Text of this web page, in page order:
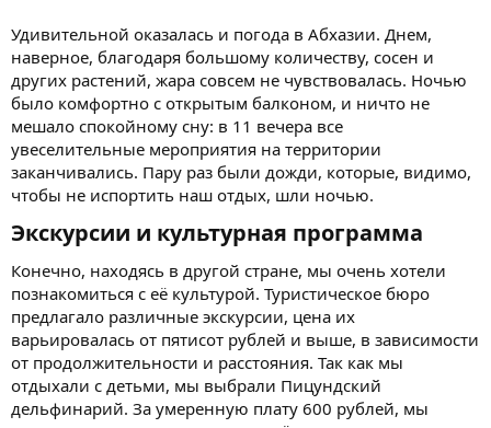
Удивительной оказалась и погода в Абхазии. Днем,
наверное, благодаря большому количеству, сосен и
других растений, жара совсем не чувствовалась. Ночью
было комфортно с открытым балконом, и ничто не
мешало спокойному сну: в 11 вечера все
увеселительные мероприятия на территории
заканчивались. Пару раз были дожди, которые, видимо,
чтобы не испортить наш отдых, шли ночью.
Экскурсии и культурная программа​
Конечно, находясь в другой стране, мы очень хотели
познакомиться с её культурой. Туристическое бюро
предлагало различные экскурсии, цена их
варьировалась от пятисот рублей и выше, в зависимости
от продолжительности и расстояния. Так как мы
отдыхали с детьми, мы выбрали Пицундский
дельфинарий. За умеренную плату 600 рублей, мы